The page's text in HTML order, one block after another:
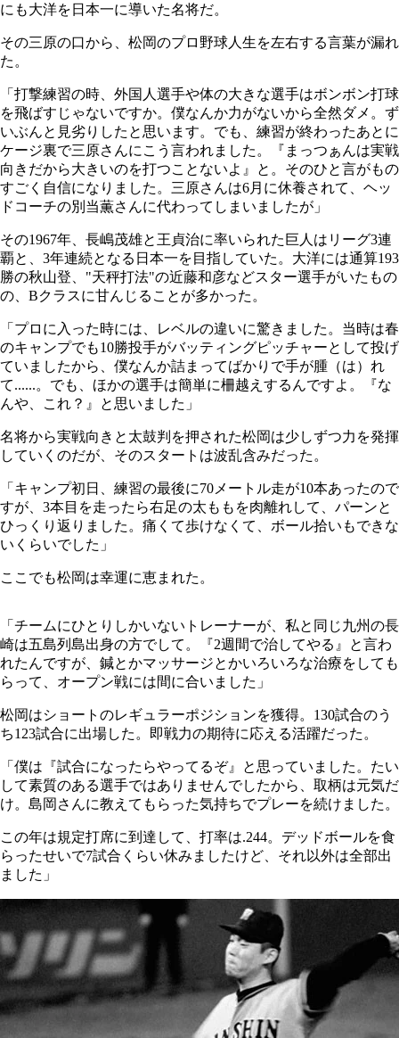
にも大洋を日本一に導いた名将だ。
その三原の口から、松岡のプロ野球人生を左右する言葉が漏れ
た。
「打撃練習の時、外国人選手や体の大きな選手はボンボン打球
を飛ばすじゃないですか。僕なんか力がないから全然ダメ。ず
いぶんと見劣りしたと思います。でも、練習が終わったあとに
ケージ裏で三原さんにこう言われました。『まっつぁんは実戦
向きだから大きいのを打つことないよ』と。そのひと言がもの
すごく自信になりました。三原さんは6月に休養されて、ヘッ
ドコーチの別当薫さんに代わってしまいましたが」
その1967年、長嶋茂雄と王貞治に率いられた巨人はリーグ3連
覇と、3年連続となる日本一を目指していた。大洋には通算193
勝の秋山登、"天秤打法"の近藤和彦などスター選手がいたもの
の、Bクラスに甘んじることが多かった。
「プロに入った時には、レベルの違いに驚きました。当時は春
のキャンプでも10勝投手がバッティングピッチャーとして投げ
ていましたから、僕なんか詰まってばかりで手が腫（は）れ
て......。でも、ほかの選手は簡単に柵越えするんですよ。『な
んや、これ？』と思いました」
名将から実戦向きと太鼓判を押された松岡は少しずつ力を発揮
していくのだが、そのスタートは波乱含みだった。
「キャンプ初日、練習の最後に70メートル走が10本あったので
すが、3本目を走ったら右足の太ももを肉離れして、パーンと
ひっくり返りました。痛くて歩けなくて、ボール拾いもできな
いくらいでした」
ここでも松岡は幸運に恵まれた。
「チームにひとりしかいないトレーナーが、私と同じ九州の長
崎は五島列島出身の方でして。『2週間で治してやる』と言わ
れたんですが、鍼とかマッサージとかいろいろな治療をしても
らって、オープン戦には間に合いました」
松岡はショートのレギュラーポジションを獲得。130試合のう
ち123試合に出場した。即戦力の期待に応える活躍だった。
「僕は『試合になったらやってるぞ』と思っていました。たい
して素質のある選手ではありませんでしたから、取柄は元気だ
け。島岡さんに教えてもらった気持ちでプレーを続けました。
この年は規定打席に到達して、打率は.244。デッドボールを食
らったせいで7試合くらい休みましたけど、それ以外は全部出
ました」